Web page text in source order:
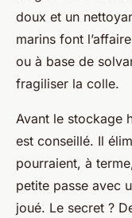
doux et un
marins font
ou à base de
fragiliser la colle.
Avant le stockage
est conseillé. Il
pourraient, à
petite passe avec
joué. Le secret ?